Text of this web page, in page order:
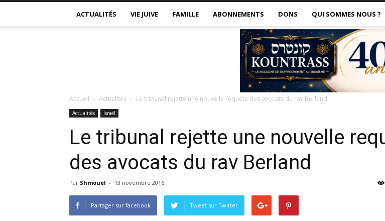
ACTUALITÉS VIE JUIVE FAMILLE ABONNEMENTS DONS QUI SOMMES NOUS ?
Accueil Actualités Le tribunal rejette une nouvelle requête des avocats du rav Berland
Actualités Israël
Le tribunal rejette une nouvelle
des avocats du rav Berland
Par Shmouel - 13 novembre 2016
Partager sur facebook Tweet sur Twitter